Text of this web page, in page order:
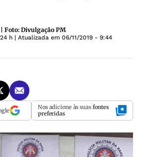
| Foto: Divulgação PM
h | Atualizada em 06/11/2019 - 9:44
Nos adicione às suas fontes
preferidas